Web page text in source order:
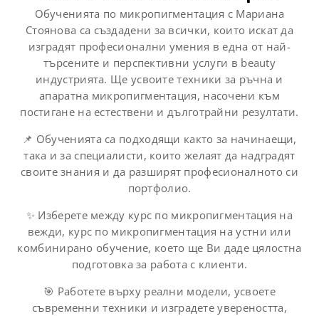
Обученията по микропигментация с Мариана
Стоянова са създадени за всички, които искат да
изградят професионални умения в една от най-
търсените и перспективни услуги в beauty
индустрията. Ще усвоите техники за ръчна и
апаратна микропигментация, насочени към
постигане на естествени и дълготрайни резултати.
📌 Обученията са подходящи както за начинаещи,
така и за специалисти, които желаят да надградят
своите знания и да разширят професионалното си
портфолио.
✨ Изберете между курс по микропигментация на
вежди, курс по микропигментация на устни или
комбинирано обучение, което ще Ви даде цялостна
подготовка за работа с клиенти.
🎯 Работете върху реални модели, усвоете
съвременни техники и изградете увереността,